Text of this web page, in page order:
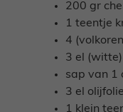
200 gr
1 teentje
4
3 el
sap van 1
3 el
1 klein